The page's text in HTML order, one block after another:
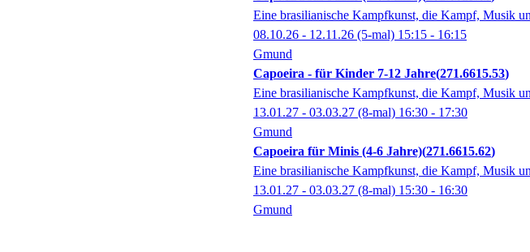
Eine brasilianische Kampfkunst, die Kampf, Musik
08.10.26 - 12.11.26 (5-mal) 15:15 - 16:15
Gmund
Capoeira - für Kinder 7-12 Jahre 271.6615.53
Eine brasilianische Kampfkunst, die Kampf, Musik
13.01.27 - 03.03.27 (8-mal) 16:30 - 17:30
Gmund
Capoeira für Minis (4-6 Jahre) 271.6615.62
Eine brasilianische Kampfkunst, die Kampf, Musik
13.01.27 - 03.03.27 (8-mal) 15:30 - 16:30
Gmund